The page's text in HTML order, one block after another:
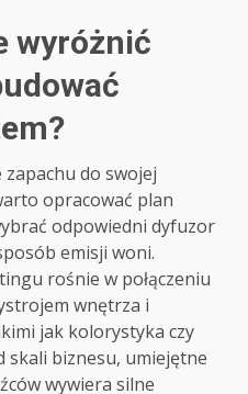
wyróżnić
zapachu do swojej
opracować plan
odpowiedni dyfuzor
emisji woni.
rośnie w połączeniu
wnętrza i
jak kolorystyka czy
skali biznesu, umiejętne
wywiera silne